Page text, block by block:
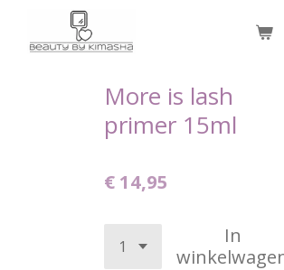
More is lash
primer 15ml
€ 14,95
In